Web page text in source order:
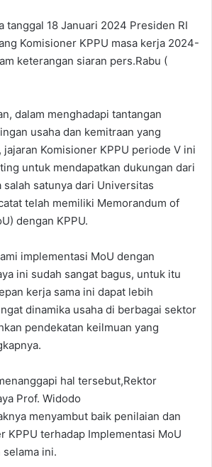
tanggal 18 Januari 2024 Presiden RI
Komisioner KPPU masa kerja 2024-
keterangan siaran pers.Rabu (
dalam menghadapi tantangan
usaha dan kemitraan yang
Komisioner KPPU periode V ini
untuk mendapatkan dukungan dari
salah satunya dari Universitas
telah memiliki Memorandum of
dengan KPPU.
implementasi MoU dengan
ini sudah sangat bagus, untuk itu
kerja sama ini dapat lebih
dinamika usaha di berbagai sektor
pendekatan keilmuan yang
hal tersebut,Rektor
Prof. Widodo
menyambut baik penilaian dan
KPPU terhadap Implementasi MoU
ini.